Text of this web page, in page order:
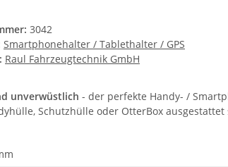
3042
Smartphonehalter / Tablethalter / GPS
Raul Fahrzeugtechnik GmbH
unverwüstlich - der perfekte Handy- /
Schutzhülle oder OtterBox ausgestattet